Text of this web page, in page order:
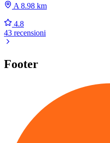
A 8.98 km
4.8
43 recensioni
Footer